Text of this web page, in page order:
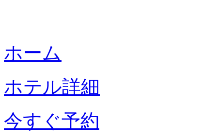
ホーム
ホテル詳細
今すぐ予約